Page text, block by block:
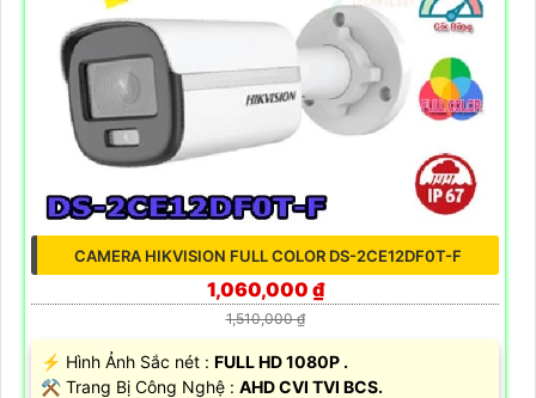
CAMERA HIKVISION FULL COLOR DS-2CE12DF0T-F
1,060,000 ₫
1,510,000 ₫
️⚡ Hình Ảnh Sắc nét : FULL HD 1080P .
⚒ Trang Bị Công Nghệ : AHD CVI TVI BCS.